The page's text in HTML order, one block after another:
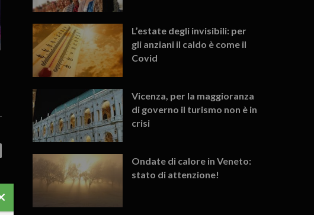
L’estate degli invisibili: per
gli anziani il caldo è come il
Covid
Vicenza, per la maggioranza
di governo il turismo non è in
crisi
Ondate di calore in Veneto:
stato di attenzione!